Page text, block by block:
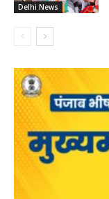
Delhi News